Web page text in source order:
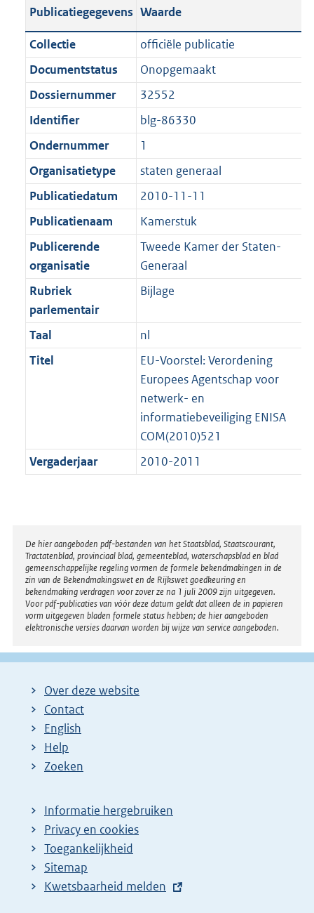
l
c
t
i
e
n
f
o
r
m
a
a
t
o
t
:
1
6
K
b
a
n
d
s
r
o
t
t
e
:
1
K
b
a
n
d
g
r
o
t
t
e
:
K
Publicatiegegevens Waarde
Collectie
officiële publicatie
Documentstatus
Onopgemaakt
Dossiernummer
32552
Identifier
blg-86330
Ondernummer
1
Organisatietype
staten generaal
Publicatiedatum
2010-11-11
Publicatienaam
Kamerstuk
Publicerende
organisatie
Tweede Kamer der Staten-
Generaal
Rubriek
parlementair
Bijlage
Taal
nl
Titel
EU-Voorstel: Verordening
Europees Agentschap voor
netwerk- en
informatiebeveiliging ENISA
COM(2010)521
Vergaderjaar
2010-2011
Disclaimer
De hier aangeboden pdf-bestanden van het Staatsblad, Staatscourant,
Tractatenblad, provinciaal blad, gemeenteblad, waterschapsblad en blad
gemeenschappelijke regeling vormen de formele bekendmakingen in de
zin van de Bekendmakingswet en de Rijkswet goedkeuring en
bekendmaking verdragen voor zover ze na 1 juli 2009 zijn uitgegeven.
Voor pdf-publicaties van vóór deze datum geldt dat alleen de in papieren
vorm uitgegeven bladen formele status hebben; de hier aangeboden
elektronische versies daarvan worden bij wijze van service aangeboden.
Over deze website
Contact
English
Help
Zoeken
Informatie hergebruiken
Privacy en cookies
Toegankelijkheid
Sitemap
E
Kwetsbaarheid melden